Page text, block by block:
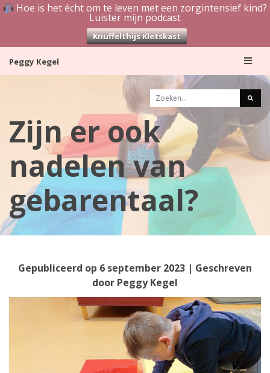
Hoe is het écht om te leven met een zorgintensief kind?
Luister mijn podcast
Knuffelthijs Kletskast
Peggy Kegel
Zijn er ook
nadelen van
gebarentaal?
Gepubliceerd op 6 september 2023 | Geschreven
door Peggy Kegel